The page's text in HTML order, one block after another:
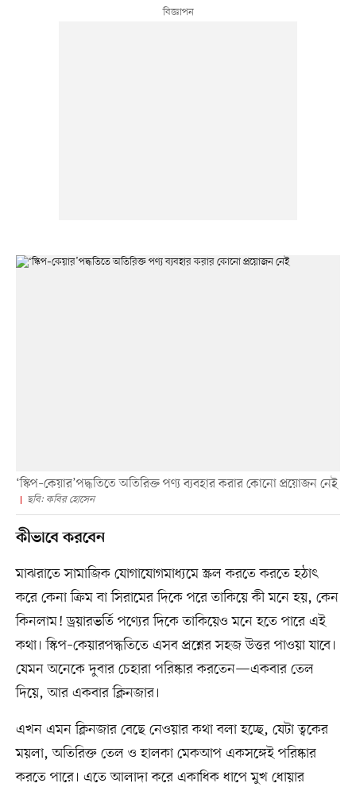
‘স্কিপ–কেয়ার’পদ্ধতিতে অতিরিক্ত পণ্য ব্যবহার করার কোনো প্রয়োজন নেই
ছবি: কবির হোসেন
কীভাবে করবেন
মাঝরাতে সামাজিক যোগাযোগমাধ্যমে স্ক্রল করতে করতে হঠাৎ
করে কেনা ক্রিম বা সিরামের দিকে পরে তাকিয়ে কী মনে হয়, কেন
কিনলাম! ড্রয়ারভর্তি পণ্যের দিকে তাকিয়েও মনে হতে পারে এই
কথা। স্কিপ–কেয়ারপদ্ধতিতে এসব প্রশ্নের সহজ উত্তর পাওয়া যাবে।
যেমন অনেকে দুবার চেহারা পরিষ্কার করতেন—একবার তেল
দিয়ে, আর একবার ক্লিনজার।
এখন এমন ক্লিনজার বেছে নেওয়ার কথা বলা হচ্ছে, যেটা ত্বকের
ময়লা, অতিরিক্ত তেল ও হালকা মেকআপ একসঙ্গেই পরিষ্কার
করতে পারে। এতে আলাদা করে একাধিক ধাপে মুখ ধোয়ার